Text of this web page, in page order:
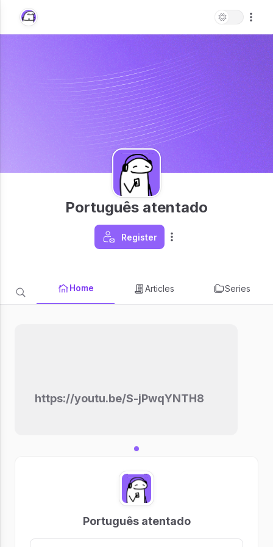
Português atentado
Register
Home Articles Series
https://youtu.be/S-jPwqYNTH8
Português atentado